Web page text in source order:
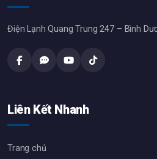
Điện Lạnh Quang Trung 247 – Bình
Liên Kết Nhanh
Trang chủ